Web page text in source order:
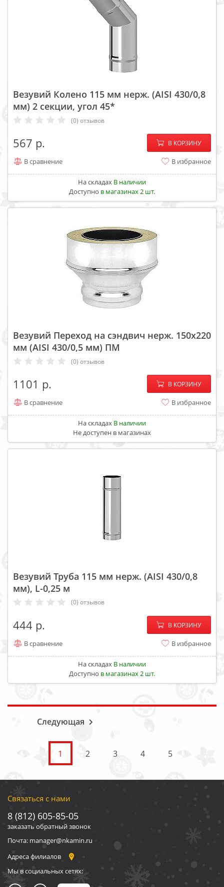
Везувий Колено 115 мм нерж. (AISI 430/0,8
мм) 2 секции, угол 45*
(0) отзывов
567 − +
В КОРЗИНУ
В сравнение В избранное
На складах В наличии
Доступно в магазинах 2 шт.
Везувий Переход на сэндвич нерж. 150х220
мм (AISI 430/0,5 мм) ПМ
(0) отзывов
1101 − +
В КОРЗИНУ
В сравнение В избранное
На складах В наличии
Не доступен в магазинах
Везувий Труба 115 мм нерж. (AISI 430/0,8
мм), L-0,25 м
(0) отзывов
444 − +
В КОРЗИНУ
В сравнение В избранное
На складах В наличии
Доступно в магазинах 2 шт.
Следующая
1 2 3 4 5
Связаться с нами
8 (812) 605-85-05
заказать обратный звонок
Почта: manager@nkamin.ru
Адреса филиалов
Мы в социальных сетях: